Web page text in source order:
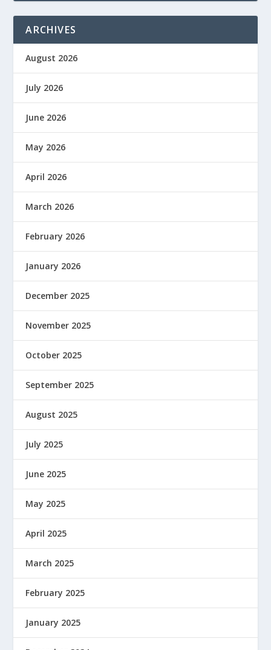
ARCHIVES
August 2026
July 2026
June 2026
May 2026
April 2026
March 2026
February 2026
January 2026
December 2025
November 2025
October 2025
September 2025
August 2025
July 2025
June 2025
May 2025
April 2025
March 2025
February 2025
January 2025